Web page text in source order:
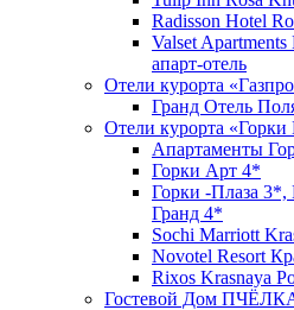
Radisson Hotel
Valset
апарт-отель
Отели курорта
Гранд Отель
Отели курорта «Горки
Апартаменты
Горки Арт 4*
Горки -Плаза
Гранд 4*
Sochi Marriott
Novotel Resort
Rixos Krasnaya
Гостевой Дом